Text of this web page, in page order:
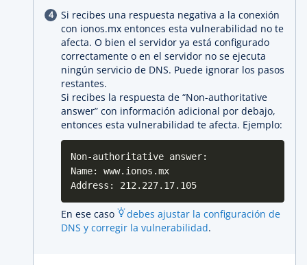
Si recibes una respuesta negativa a la conexión
con ionos.mx entonces esta vulnerabilidad no te
afecta. O bien el servidor ya está configurado
correctamente o en el servidor no se ejecuta
ningún servicio de DNS. Puede ignorar los pasos
restantes.
Si recibes la respuesta de “Non-authoritative
answer” con información adicional por debajo,
entonces esta vulnerabilidad te afecta. Ejemplo:
Non-authoritative answer:
Name: www.ionos.mx
Address: 212.227.17.105
En ese caso
debes ajustar la configuración de
DNS y corregir la vulnerabilidad.